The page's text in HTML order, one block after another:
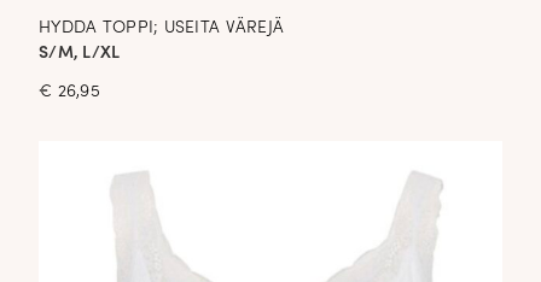
HYDDA TOPPI; USEITA VÄREJÄ
S/M, L/XL
€ 26,95